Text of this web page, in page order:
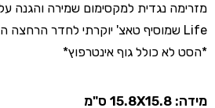
*הסט לא כולל גוף אינטרפוץ*
מידה: 15.8X15.8 ס"מ